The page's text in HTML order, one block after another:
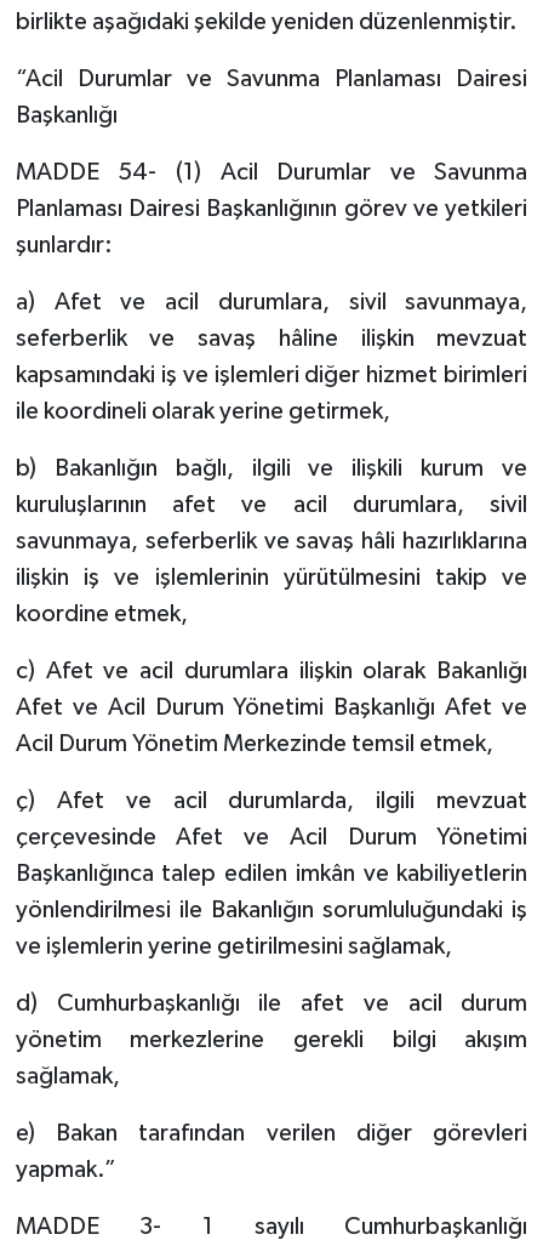
birlikte aşağıdaki şekilde yeniden düzenlenmiştir.
“Acil Durumlar ve Savunma Planlaması Dairesi
Başkanlığı
MADDE 54- (1) Acil Durumlar ve Savunma
Planlaması Dairesi Başkanlığının görev ve yetkileri
şunlardır:
a) Afet ve acil durumlara, sivil savunmaya,
seferberlik ve savaş hâline ilişkin mevzuat
kapsamındaki iş ve işlemleri diğer hizmet birimleri
ile koordineli olarak yerine getirmek,
b) Bakanlığın bağlı, ilgili ve ilişkili kurum ve
kuruluşlarının afet ve acil durumlara, sivil
savunmaya, seferberlik ve savaş hâli hazırlıklarına
ilişkin iş ve işlemlerinin yürütülmesini takip ve
koordine etmek,
c) Afet ve acil durumlara ilişkin olarak Bakanlığı
Afet ve Acil Durum Yönetimi Başkanlığı Afet ve
Acil Durum Yönetim Merkezinde temsil etmek,
ç) Afet ve acil durumlarda, ilgili mevzuat
çerçevesinde Afet ve Acil Durum Yönetimi
Başkanlığınca talep edilen imkân ve kabiliyetlerin
yönlendirilmesi ile Bakanlığın sorumluluğundaki iş
ve işlemlerin yerine getirilmesini sağlamak,
d) Cumhurbaşkanlığı ile afet ve acil durum
yönetim merkezlerine gerekli bilgi akışım
sağlamak,
e) Bakan tarafından verilen diğer görevleri
yapmak.”
MADDE 3- 1 sayılı Cumhurbaşkanlığı